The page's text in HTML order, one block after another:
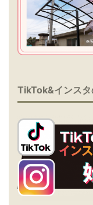
TikTok&インスタ